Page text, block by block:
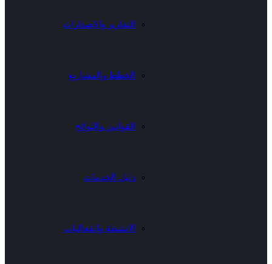
التقارير والإصدارات
الخطط والمشاريع
القوانين واللوائح
دليل الخدمات
الانشطة والفعاليات